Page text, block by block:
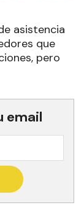
asistencia
que
pero
email